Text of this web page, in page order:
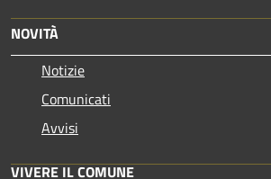
NOVITÀ
Notizie
Comunicati
Avvisi
VIVERE IL COMUNE